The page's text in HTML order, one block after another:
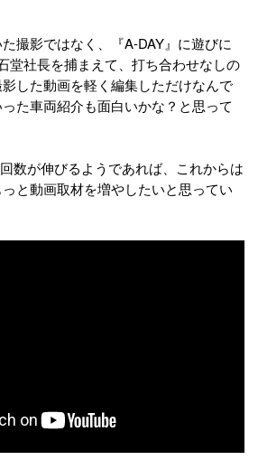
撮影ではなく、『A-DAY』に遊びに
堂社長を捕まえて、打ち合わせなしの
した動画を軽く編集しただけなんで
た車両紹介も面白いかな？と思って
数が伸びるようであれば、これからは
と動画取材を増やしたいと思ってい